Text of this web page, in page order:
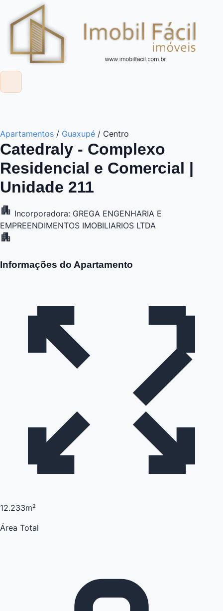
Apartamentos / Guaxupé / Centro
Catedraly - Complexo
Residencial e Comercial |
Unidade 211
apartment Incorporadora: GREGA ENGENHARIA E
EMPREENDIMENTOS IMOBILIARIOS LTDA
apartment
Informações do Apartamento
12.233m²
Área Total